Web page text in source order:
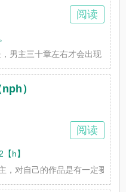
，男主三十章左右才会出现，爽
阅读
）
h】
，对自己的作品是有一定要求
阅读